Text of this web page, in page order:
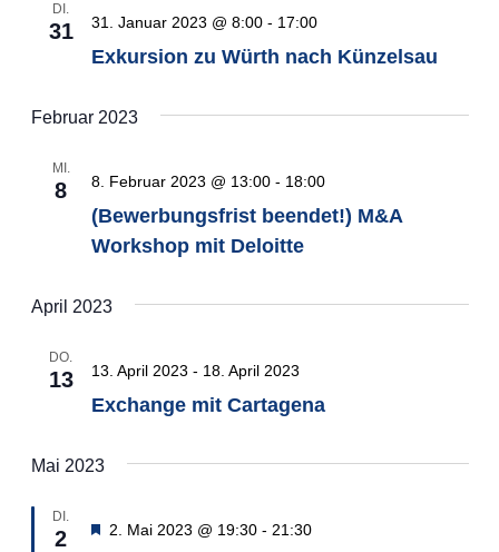
DI.
31
Exkursion zu Würth nach Künzelsau
31. Januar 2023 @ 8:00- 17:00
Februar 2023
MI.
8
(Bewerbungsfrist beendet!) M&A
Workshop mit Deloitte
8. Februar 2023 @ 13:00- 18:00
April 2023
DO.
13
Exchange mit Cartagena
13. April 2023 - 18. April 2023
Mai 2023
DI.
2 Hervorgehoben
2. Mai 2023 @ 19:30- 21:30